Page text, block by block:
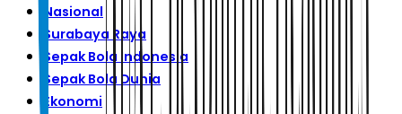
Nasional
Surabaya Raya
Sepak Bola Indonesia
Sepak Bola Dunia
Ekonomi